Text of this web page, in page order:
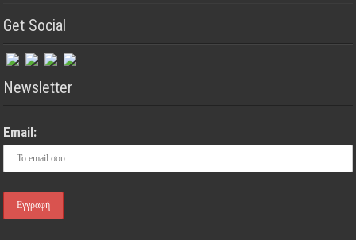
Get Social
Newsletter
Email: